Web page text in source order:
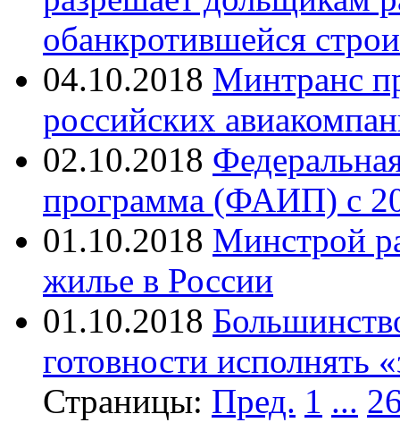
обанкротившейся
04.10.2018 Минтранс
российских
02.10.2018
программа (ФАИП) с
01.10.2018 Минстрой
жилье в России
01.10.2018
готовности исполнять
Страницы: Пред. 1 ...